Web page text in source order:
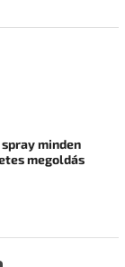
minden
megoldás